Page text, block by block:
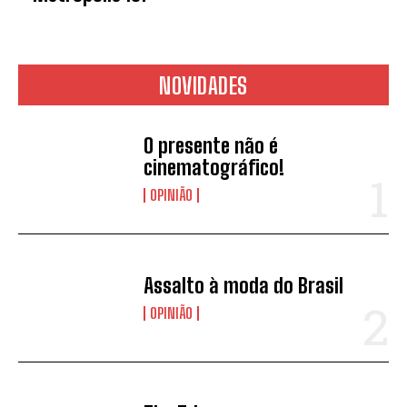
privacidade.
Vais receber informação sobre futuros
NOVIDADES
O presente não é
cinematográfico!
OPINIÃO
Assalto à moda do Brasil
OPINIÃO